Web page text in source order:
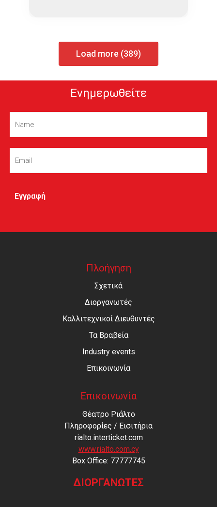
Load more (389)
Ενημερωθείτε
Name
Email
Πλοήγηση
Σχετικά
Διοργανωτές
Καλλιτεχνικοί Διευθυντές
Τα Βραβεία
Industry events
Επικοινωνία
Επικοινωνία
Θέατρο Ριάλτο
Πληροφορίες / Εισιτήρια
rialto.interticket.com
www.rialto.com.cy
Βοx Office: 77777745
ΔΙΟΡΓΑΝΩΤΕΣ